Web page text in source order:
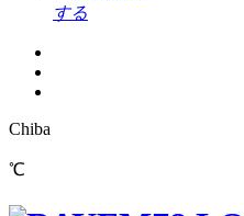
する
Chiba
℃